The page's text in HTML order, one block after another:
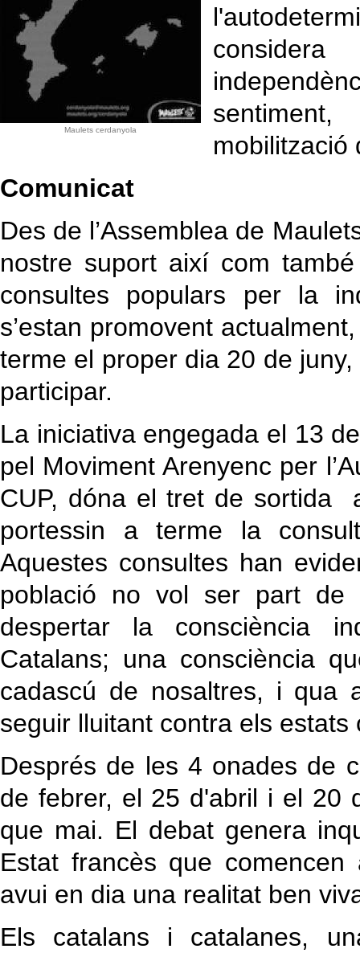
Maulets cerdanyola
mobilització
Comunicat
Des de l’Assemblea de
nostre suport així com
consultes populars per la
s’estan promovent
terme el proper dia 20 de
participar.
La iniciativa engegada el 13
pel Moviment Arenyenc per
CUP, dóna el tret de sortida
portessin a terme la
Aquestes consultes han
població no vol ser part de
despertar la consciència
Catalans; una consciència
cadascú de nosaltres, i qua
seguir lluitant contra els estats
Després de les 4 onades de
de febrer, el 25 d'abril i el 20
que mai. El debat genera
Estat francès que
avui en dia una realitat ben
Els catalans i catalanes,